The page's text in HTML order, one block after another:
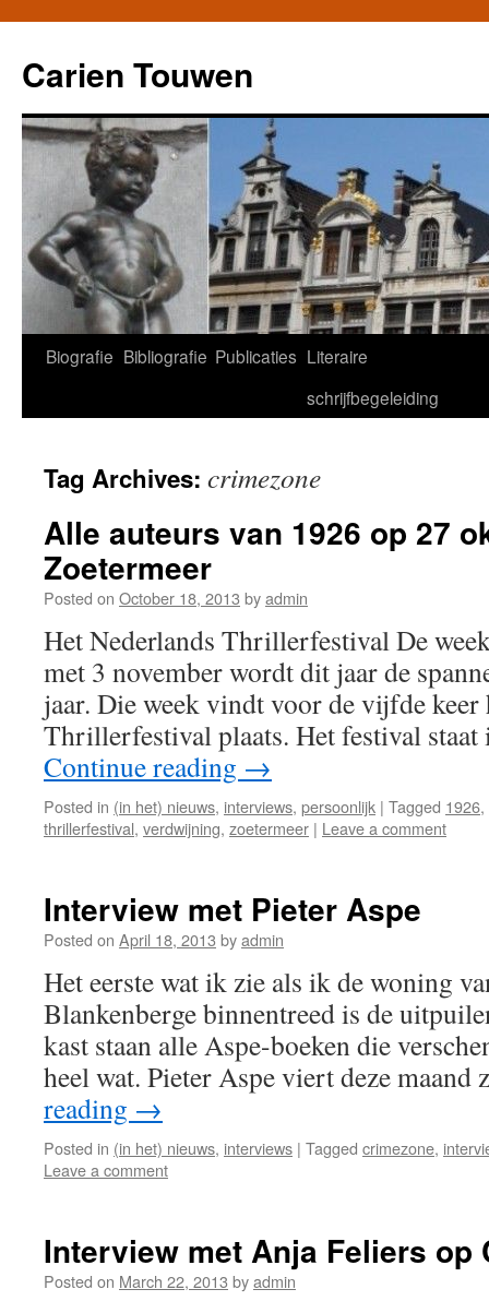
Carien Touwen
Skip
Biografie Bibliografie Publicaties Literaire
schrijfbegeleiding
Tag Archives: crimezone
Alle auteurs van 1926 op 27
Zoetermeer
Posted on October 18, 2013 byadmin
Het Nederlands Thrillerfestival De
met 3 november wordt dit jaar de
jaar. Die week vindt voor de vijfde keer
Thrillerfestival plaats. Het festival
Continue reading →
Posted in (in het) nieuws, interviews, persoonlijk | Tagged 1926,
thrillerfestival, verdwijning, zoetermeer | Leave a comment
Interview met Pieter Aspe
Posted on April 18, 2013 byadmin
Het eerste wat ik zie als ik de woning
Blankenberge binnentreed is de
kast staan alle Aspe-boeken die
heel wat. Pieter Aspe viert deze
reading →
Posted in (in het) nieuws, interviews | Tagged crimezone,
Leave a comment
Interview met Anja Feliers op
Posted on March 22, 2013 byadmin